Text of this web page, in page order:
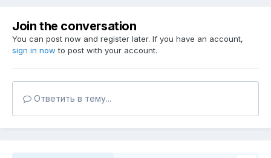
Join the conversation
You can post now and register later. If you have an account,
sign in now to post with your account.
Ответить в тему...